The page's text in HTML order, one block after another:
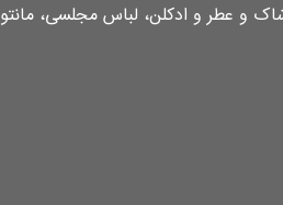
و عطر و ادکلن، لباس مجلسی، مانتو